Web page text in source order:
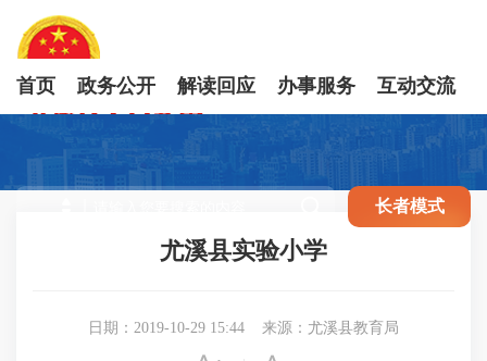
首页 政务公开 解读回应 办事服务 互动交流
长者模式
尤溪县实验小学
日期：2019-10-29 15:44 来源：尤溪县教育局